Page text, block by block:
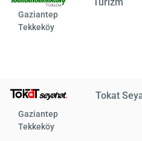
Gaziantep
Tekkeköy
Tokat
Gaziantep
Tekkeköy